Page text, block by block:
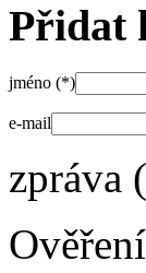
Přidat
jméno (*)
e-mail
zpráva